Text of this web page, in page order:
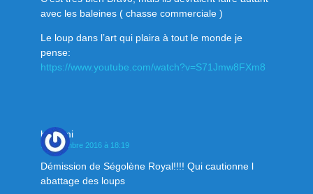
avec les baleines ( chasse commerciale )
Le loup dans l’art qui plaira à tout le monde je
pense:
https://www.youtube.com/watch?v=S71Jmw8FXm8
bonomi
9 septembre 2016 à 18:19
Démission de Ségolène Royal!!!! Qui cautionne l
abattage des loups